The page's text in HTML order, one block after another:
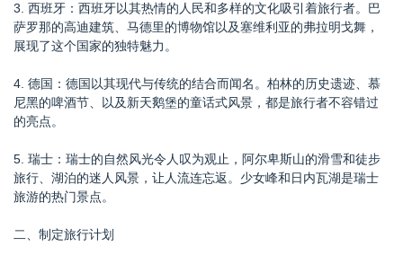
3. 西班牙：西班牙以其热情的人民和多样的文化吸引着旅行者。巴
萨罗那的高迪建筑、马德里的博物馆以及塞维利亚的弗拉明戈舞，
展现了这个国家的独特魅力。
4. 德国：德国以其现代与传统的结合而闻名。柏林的历史遗迹、慕
尼黑的啤酒节、以及新天鹅堡的童话式风景，都是旅行者不容错过
的亮点。
5. 瑞士：瑞士的自然风光令人叹为观止，阿尔卑斯山的滑雪和徒步
旅行、湖泊的迷人风景，让人流连忘返。少女峰和日内瓦湖是瑞士
旅游的热门景点。
二、制定旅行计划